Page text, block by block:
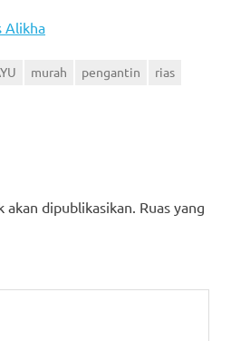
Alikha
murah pengantin rias
dipublikasikan. Ruas yang